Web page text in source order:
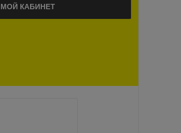
МОЙ КАБИНЕТ